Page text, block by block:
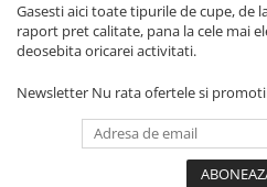
OUTLET
Cupe Outlet
Medalii Outlet
Trofee Outlet
Gasesti aici toate tipurile de cupe, de
raport pret calitate, pana la cele mai
deosebita oricarei activitati.
Newsletter Nu rata ofertele si